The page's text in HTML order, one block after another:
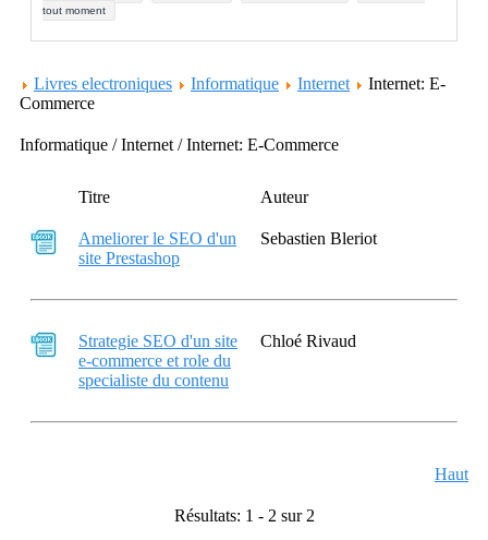
tout moment
Livres electroniques Informatique Internet
Internet: E-
Commerce
Informatique / Internet / Internet: E-Commerce
Titre Auteur
Ameliorer le SEO d'un
site Prestashop
Sebastien Bleriot
Strategie SEO d'un site
e-commerce et role du
specialiste du contenu
Chloé Rivaud
Haut
Résultats: 1 - 2 sur 2